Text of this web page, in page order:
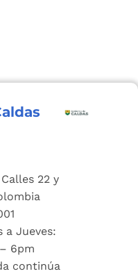
22 y
a Jueves:
6pm
continúa